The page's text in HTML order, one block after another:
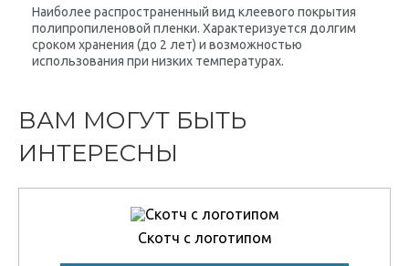
Наиболее распространенный вид клеевого покрытия
полипропиленовой пленки. Характеризуется долгим
сроком хранения (до 2 лет) и возможностью
использования при низких температурах.
ВАМ МОГУТ БЫТЬ
ИНТЕРЕСНЫ
Скотч с логотипом